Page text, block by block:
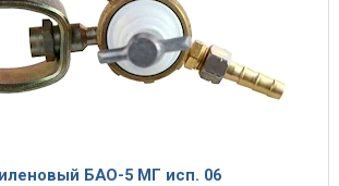
БАО-5 МГ исп. 06